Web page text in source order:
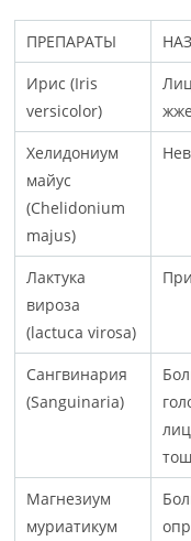
ПРЕПАРАТЫ
Ирис (Iris
versicolor)
Хелидониум
майус
(Chelidonium
majus)
Лактука
вироза
(lactuca virosa)
Сангвинария
(Sanguinaria)
Магнезиум
муриатикум